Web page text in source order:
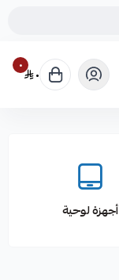
٠ ٠
أجهزة لوحية